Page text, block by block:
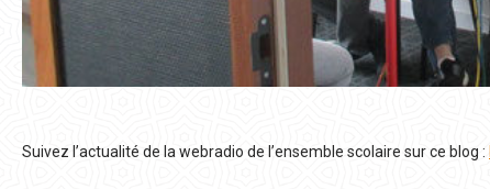
Suivez l’actualité de la webradio de l’ensemble scolaire sur ce blog :